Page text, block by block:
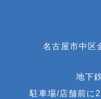
名古屋市中区
地下
駐車場/店舗前に